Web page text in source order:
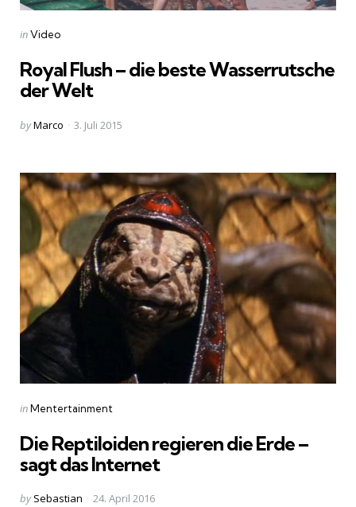
Categories
Posted
inVideo
Royal Flush – die beste Wasserrutsche
der Welt
Posted
byMarco 3. Juli 2015
Categories
Posted
inMentertainment
Die Reptiloiden regieren die Erde –
sagt das Internet
Posted
by Sebastian 24. April 2016